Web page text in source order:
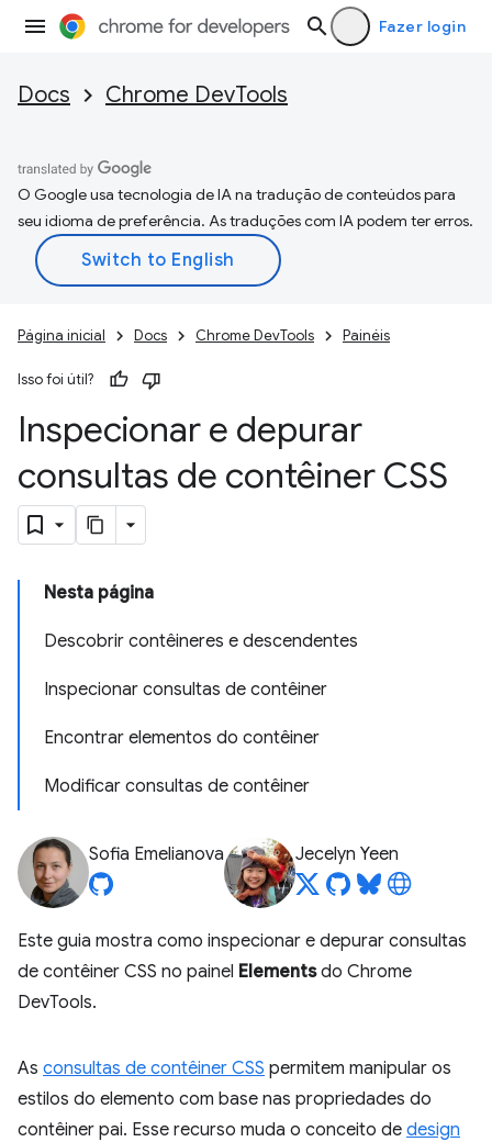
Fazer login
Docs Chrome DevTools
O Google usa tecnologia de IA na tradução de conteúdos para
seu idioma de preferência. As traduções com IA podem ter erros.
Página inicial Docs Chrome DevTools Painéis
Isso foi útil?
Inspecionar e depurar
consultas de contêiner CSS
Nesta página
Descobrir contêineres e descendentes
Inspecionar consultas de contêiner
Encontrar elementos do contêiner
Modificar consultas de contêiner
Sofia Emelianova Jecelyn Yeen
Este guia mostra como inspecionar e depurar consultas
de contêiner CSS no painel Elementsdo Chrome
DevTools.
As consultas de contêiner CSS permitem manipular os
estilos do elemento com base nas propriedades do
contêiner pai. Esse recurso muda o conceito de design